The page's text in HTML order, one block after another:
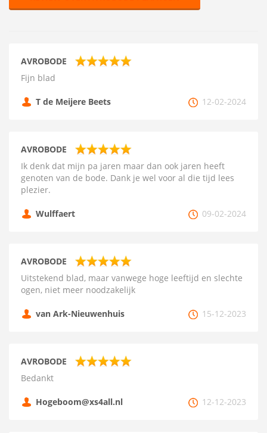
AVROBODE
Fijn blad
T de Meijere Beets 12-02-2024
AVROBODE
Ik denk dat mijn pa jaren maar dan ook jaren heeft
genoten van de bode. Dank je wel voor al die tijd lees
plezier.
Wulffaert 09-02-2024
AVROBODE
Uitstekend blad, maar vanwege hoge leeftijd en slechte
ogen, niet meer noodzakelijk
van Ark-Nieuwenhuis 15-12-2023
AVROBODE
Bedankt
Hogeboom@xs4all.nl 12-12-2023